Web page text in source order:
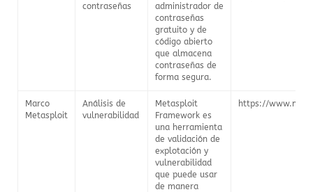
contraseñas
administrador de
contraseñas
gratuito y de
código abierto
que almacena
contraseñas de
forma segura.
Marco
Metasploit
Análisis de
vulnerabilidad
Metasploit
Framework es
una herramienta
de validación de
explotación y
vulnerabilidad
que puede usar
de manera
https://